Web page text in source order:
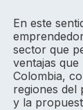
En este
sector que
ventajas
Colombia,
regiones del
y la